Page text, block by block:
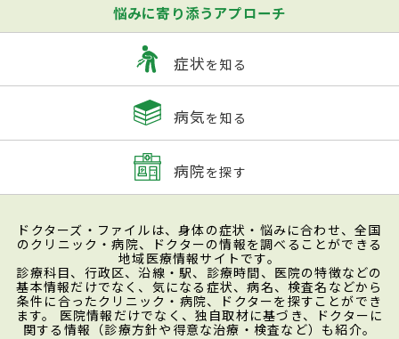
悩みに寄り添うアプローチ
症状を知る
病気を知る
病院を探す
ドクターズ・ファイルは、身体の症状・悩みに合わせ、全国
のクリニック・病院、ドクターの情報を調べることができる
地域医療情報サイトです。
診療科目、行政区、沿線・駅、診療時間、医院の特徴などの
基本情報だけでなく、気になる症状、病名、検査名などから
条件に合ったクリニック・病院、ドクターを探すことができ
ます。 医院情報だけでなく、独自取材に基づき、ドクターに
関する情報（診療方針や得意な治療・検査など）も紹介。